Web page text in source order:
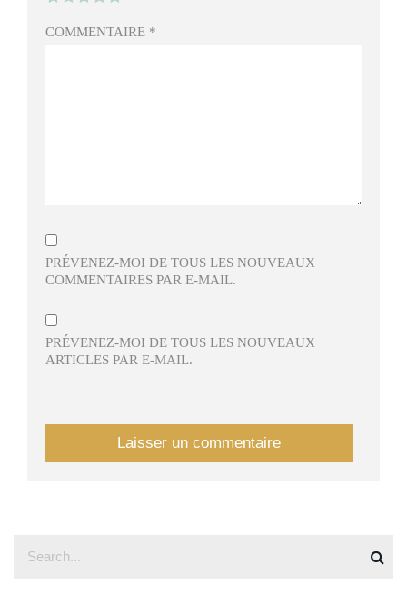
COMMENTAIRE *
PRÉVENEZ-MOI DE TOUS LES NOUVEAUX
COMMENTAIRES PAR E-MAIL.
PRÉVENEZ-MOI DE TOUS LES NOUVEAUX
ARTICLES PAR E-MAIL.